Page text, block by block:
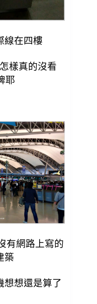
線在四樓
樣真的沒看
耶
有網路上寫的
築
想想還是算了